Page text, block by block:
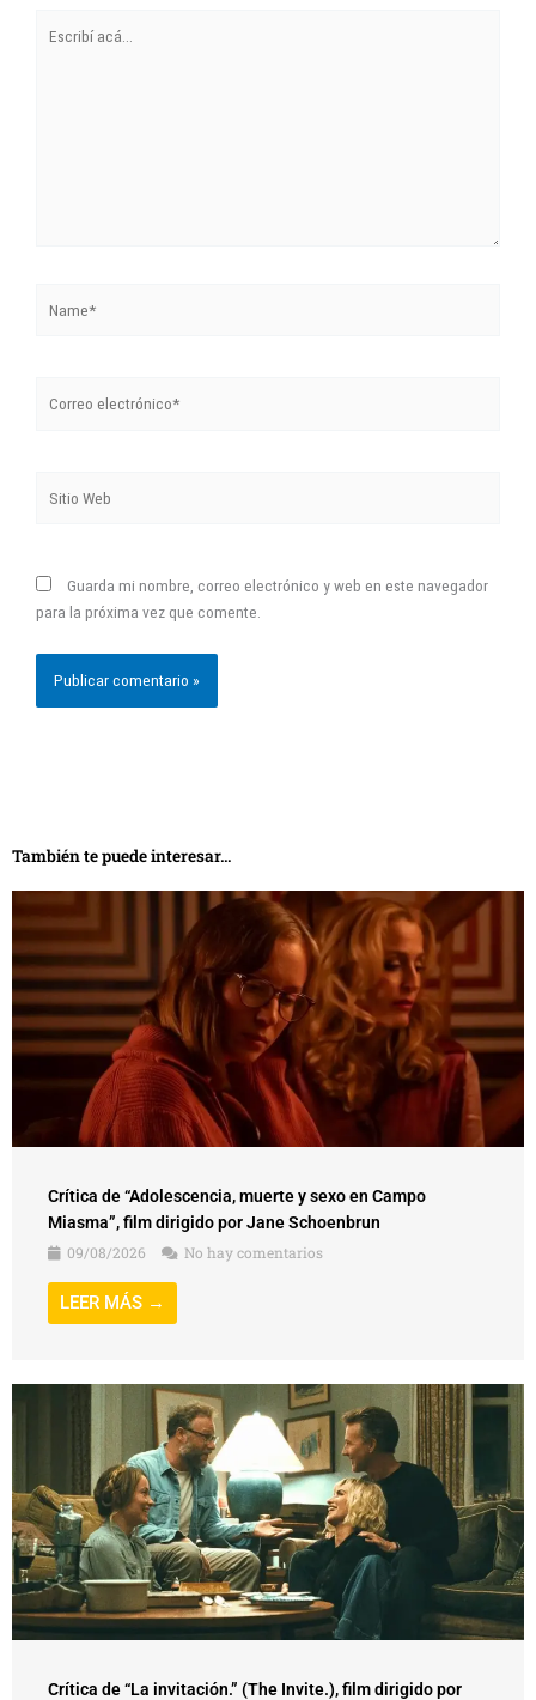
acá...
electrónico*
Web
Guarda mi nombre, correo electrónico y web en este navegador
para la próxima vez que comente.
También te puede interesar...
Crítica de “Adolescencia, muerte y sexo en Campo
Miasma”, film dirigido por Jane Schoenbrun
09/08/2026
No hay comentarios
LEER MÁS →
Crítica de “La invitación.” (The Invite.), film dirigido por